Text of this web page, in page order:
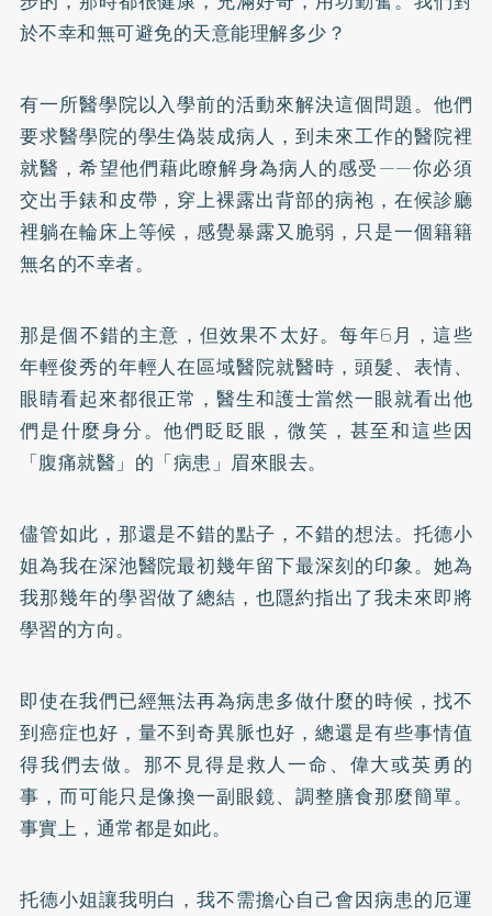
於不幸和無可避免的天意能理解多少？
有一所醫學院以入學前的活動來解決這個問題。他們
要求醫學院的學生偽裝成病人，到未來工作的醫院裡
就醫，希望他們藉此瞭解身為病人的感受——你必須
交出手錶和皮帶，穿上裸露出背部的病袍，在候診廳
裡躺在輪床上等候，感覺暴露又脆弱，只是一個籍籍
無名的不幸者。
那是個不錯的主意，但效果不太好。每年6月，這些
年輕俊秀的年輕人在區域醫院就醫時，頭髮、表情、
眼睛看起來都很正常，醫生和護士當然一眼就看出他
們是什麼身分。他們眨眨眼，微笑，甚至和這些因
「腹痛就醫」的「病患」眉來眼去。
儘管如此，那還是不錯的點子，不錯的想法。托德小
姐為我在深池醫院最初幾年留下最深刻的印象。她為
我那幾年的學習做了總結，也隱約指出了我未來即將
學習的方向。
即使在我們已經無法再為病患多做什麼的時候，找不
到癌症也好，量不到奇異脈也好，總還是有些事情值
得我們去做。那不見得是救人一命、偉大或英勇的
事，而可能只是像換一副眼鏡、調整膳食那麼簡單。
事實上，通常都是如此。
托德小姐讓我明白，我不需擔心自己會因病患的厄運